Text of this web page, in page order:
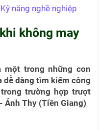
Kỹ năng nghề nghiệp
không may
trong những con
dễ dàng tìm kiếm công
trường hợp trượt
Ánh Thy (Tiền Giang)